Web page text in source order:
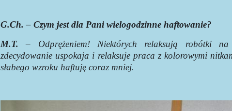
G.Ch. – Czym jest dla Pani wielogodzinne haftowanie?
M.T. – Odprężeniem! Niektórych relaksują robótki
zdecydowanie uspokaja i relaksuje praca z kolorowymi
słabego wzroku haftuję coraz mniej.